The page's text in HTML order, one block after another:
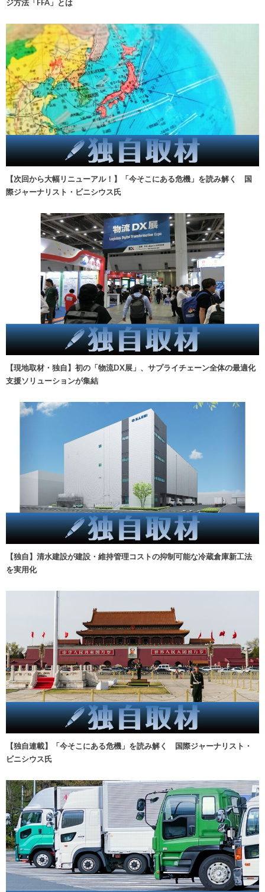
ジ方法「FFA」とは
【次回から大幅リニューアル！】「今そこにある危機」を読み解く 国
際ジャーナリスト・ビニシウス氏
【現地取材・独自】初の「物流DX展」、サプライチェーン全体の最適化
支援ソリューションが集結
【独自】清水建設が建設・維持管理コストの抑制可能な冷蔵倉庫新工法
を実用化
【独自連載】「今そこにある危機」を読み解く 国際ジャーナリスト・
ビニシウス氏